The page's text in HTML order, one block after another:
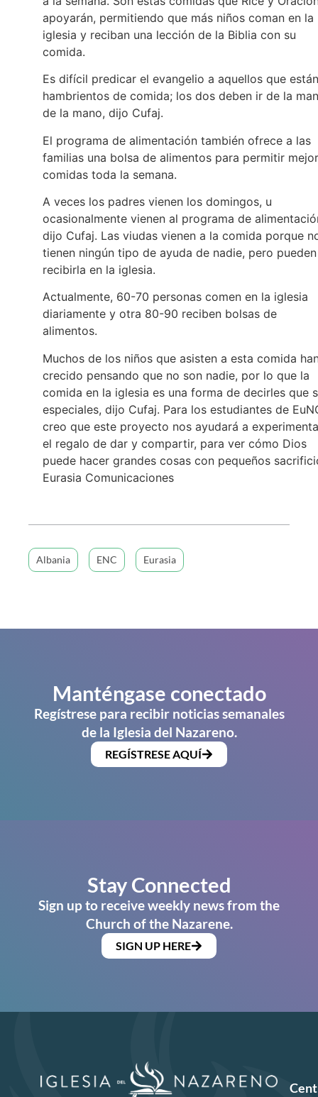
apoyarán, permitiendo que más niños coman en la
iglesia y reciban una lección de la Biblia con su
comida.
Es difícil predicar el evangelio a aquellos que están
hambrientos de comida; los dos deben ir de la
de la mano, dijo Cufaj.
El programa de alimentación también ofrece a las
familias una bolsa de alimentos para permitir
comidas toda la semana.
A veces los padres vienen los domingos, u
ocasionalmente vienen al programa de
dijo Cufaj. Las viudas vienen a la comida porque
tienen ningún tipo de ayuda de nadie, pero pueden
recibirla en la iglesia.
Actualmente, 60-70 personas comen en la iglesia
diariamente y otra 80-90 reciben bolsas de
alimentos.
Muchos de los niños que asisten a esta comida
crecido pensando que no son nadie, por lo que la
comida en la iglesia es una forma de decirles que
especiales, dijo Cufaj. Para los estudiantes de
creo que este proyecto nos ayudará a
el regalo de dar y compartir, para ver cómo Dios
puede hacer grandes cosas con pequeños
Eurasia Comunicaciones
Albania ENC Eurasia
Manténgase conectado
Regístrese para recibir noticias semanales
de la Iglesia del Nazareno.
REGÍSTRESE AQUÍ
Stay Connected
Sign up to receive weekly news from the
Church of the Nazarene.
SIGN UP HERE